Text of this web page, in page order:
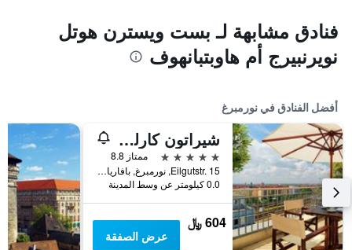
فنادق مشابهة لـ بست ويسترن هوتل
نويرنبيرج أم هاوبتبانهوف
أفضل الفنادق في نورمبرغ
شيراتون كارلتون نورنبيرغ
5 نجوم
ممتاز 8.8
Eilgutstr. 15, نورمبرغ, بافاريا, ألمانيا
0.0 كيلومتر عن وسط المدينة
604 ﷼
عرض الصفقة